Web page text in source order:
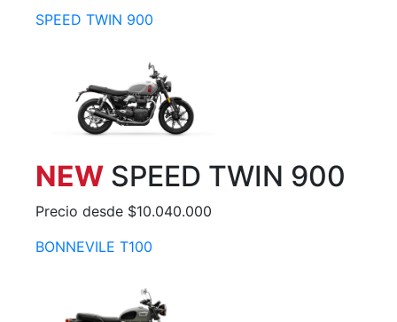
SPEED TWIN 900
NEW SPEED TWIN 900
Precio desde $10.040.000
BONNEVILE T100